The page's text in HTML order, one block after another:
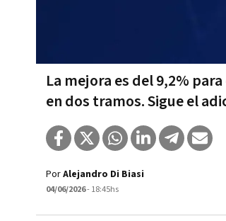
La mejora es del 9,2%
en dos tramos. Sigue el
PorAlejandro Di Biasi
04/06/2026- 18:45hs